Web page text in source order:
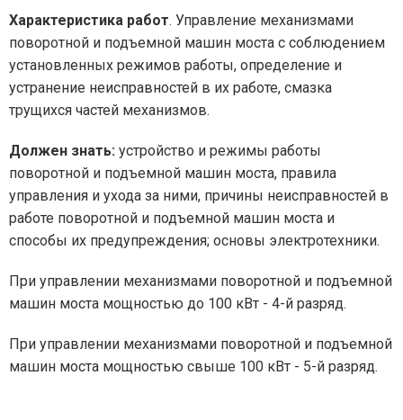
Характеристика работ. Управление механизмами
поворотной и подъемной машин моста с соблюдением
установленных режимов работы, определение и
устранение неисправностей в их работе, смазка
трущихся частей механизмов.
Должен знать: устройство и режимы работы
поворотной и подъемной машин моста, правила
управления и ухода за ними, причины неисправностей в
работе поворотной и подъемной машин моста и
способы их предупреждения; основы электротехники.
При управлении механизмами поворотной и подъемной
машин моста мощностью до 100 кВт - 4-й разряд.
При управлении механизмами поворотной и подъемной
машин моста мощностью свыше 100 кВт - 5-й разряд.